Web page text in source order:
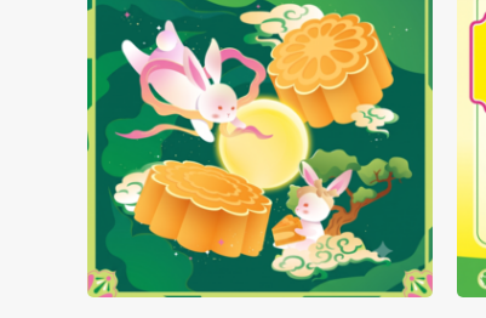
TRAO TẾT TRĂNG TRÒN GẮN